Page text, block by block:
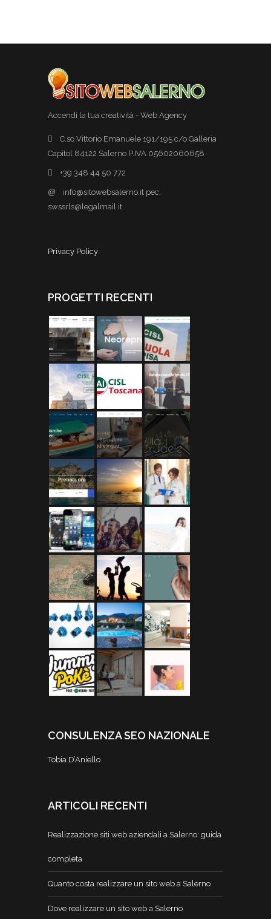
Accendi la tua creatività - Web Agency
C.so Vittorio Emanuele 191/195 c/o Galleria
Capitol 84122 Salerno P.IVA 05602060658
+39 348 44 50 772
@
info@sitowebsalerno.it pec:
swssrls@legalmail.it
Privacy Policy
PROGETTI RECENTI
CONSULENZA SEO NAZIONALE
Tobia D’Aniello
ARTICOLI RECENTI
Realizzazione siti web aziendali a Salerno: guida
completa
Quanto costa realizzare un sito web a Salerno
Dove realizzare un sito web a Salerno